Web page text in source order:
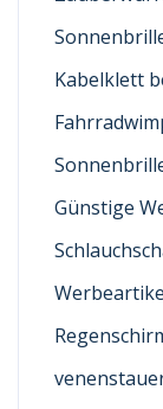
Kabelklett
Günstige